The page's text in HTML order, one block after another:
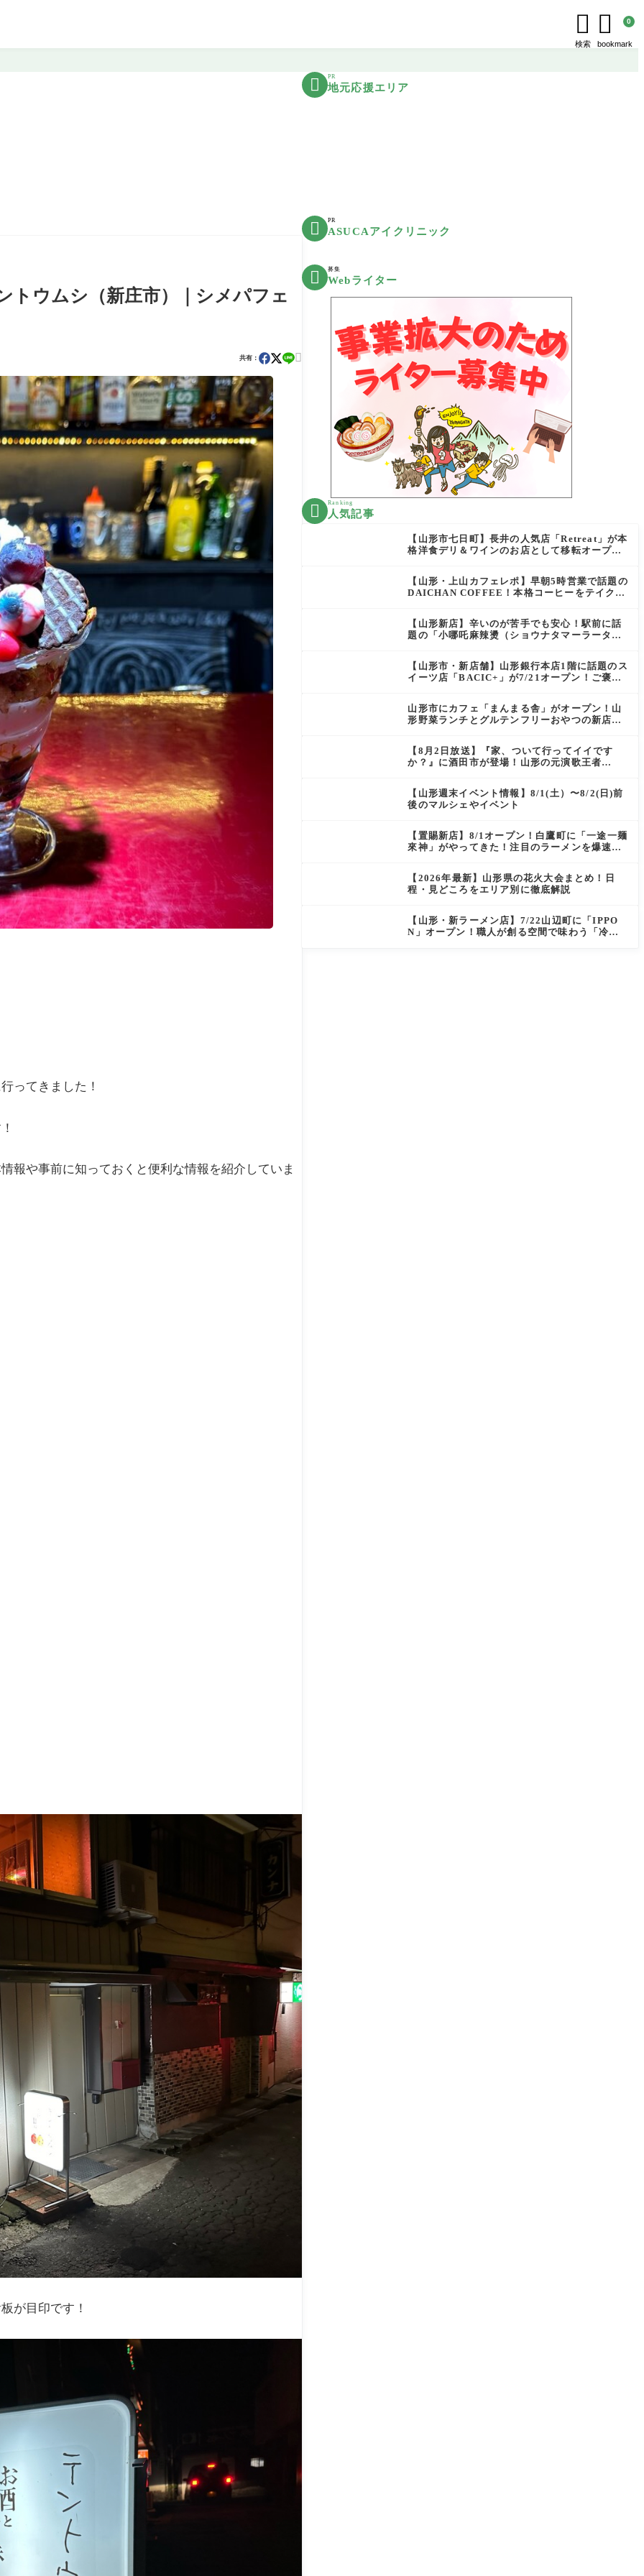

検索
 0
bookmark
ウムシ（新庄市）｜シメパフェ
共有： 
ってきました！
報や事前に知っておくと便利な情報を紹介していま
が目印です！
 PR
地元応援エリア
 PR
ASUCAアイクリニック
 募集
Webライター
 Ranking
人気記事
【山形市七日町】長井の人気店「Retreat」が本
格洋食デリ＆ワインのお店として移転オープン
【山形・上山カフェレポ】早朝5時営業で話題の
DAICHAN COFFEE！本格コーヒーをテイクア
【山形新店】辛いのが苦手でも安心！駅前に話
題の「小哪吒麻辣燙（ショウナタマーラータ
【山形市・新店舗】山形銀行本店1階に話題のス
イーツ店「BACIC+」が7/21オープン！ご褒美
山形市にカフェ「まんまる舎」がオープン！山
形野菜ランチとグルテンフリーおやつの新店情
【8月2日放送】『家、ついて行ってイイです
か？』に酒田市が登場！山形の元演歌王者
【山形週末イベント情報】8/1(土）〜8/2(日)前
後のマルシェやイベント
【置賜新店】8/1オープン！白鷹町に「一途一麺
來神」がやってきた！注目のラーメンを爆速実
【2026年最新】山形県の花火大会まとめ！日
程・見どころをエリア別に徹底解説
【山形・新ラーメン店】7/22山辺町に「IPPO
N」オープン！職人が創る空間で味わう「冷た